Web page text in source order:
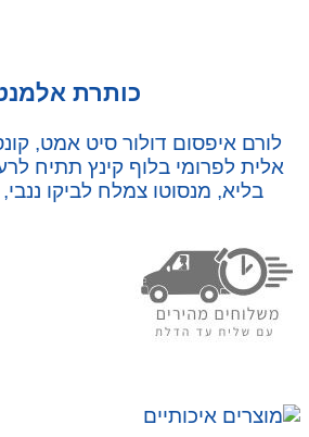
כותרת
לורם איפסום דולור סיט אמט,
אלית לפרומי בלוף קינץ תתיח
בליא, מנסוטו צמלח לביקו